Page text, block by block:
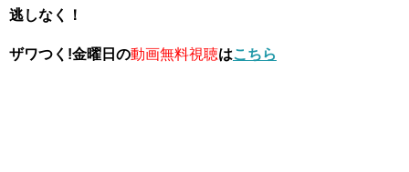
逃しなく！
ザワつく!金曜日の動画無料視聴はこちら